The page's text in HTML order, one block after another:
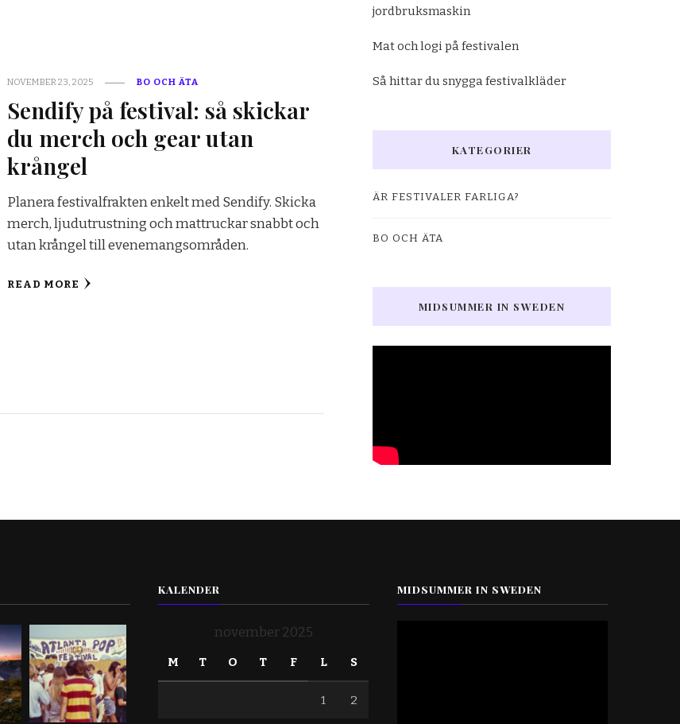
NOVEMBER 23, 2025 BO OCH ÄTA
Sendify på festival: så skickar
du merch och gear utan
krångel
Planera festivalfrakten enkelt med Sendify. Skicka
merch, ljudutrustning och mattruckar snabbt och
utan krångel till evenemangsområden.
READ MORE
jordbruksmaskin
Mat och logi på festivalen
Så hittar du snygga festivalkläder
KATEGORIER
ÄR FESTIVALER FARLIGA?
BO OCH ÄTA
MIDSUMMER IN SWEDEN
KALENDER
november 2025
M T O T F L S
1 2
MIDSUMMER IN SWEDEN